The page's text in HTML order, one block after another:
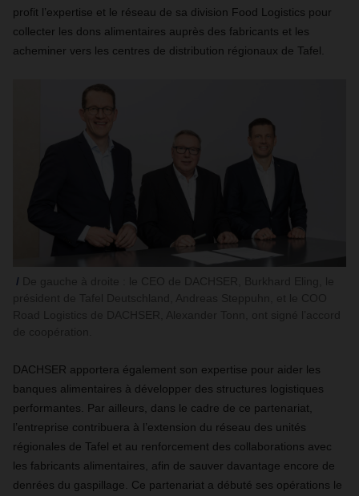
profit l’expertise et le réseau de sa division Food Logistics pour
collecter les dons alimentaires auprès des fabricants et les
acheminer vers les centres de distribution régionaux de Tafel.
DACHSER apportera également son expertise pour aider les
banques alimentaires à développer des structures logistiques
performantes. Par ailleurs, dans le cadre de ce partenariat,
l’entreprise contribuera à l’extension du réseau des unités
régionales de Tafel et au renforcement des collaborations avec
les fabricants alimentaires, afin de sauver davantage encore de
denrées du gaspillage. Ce partenariat a débuté ses opérations le